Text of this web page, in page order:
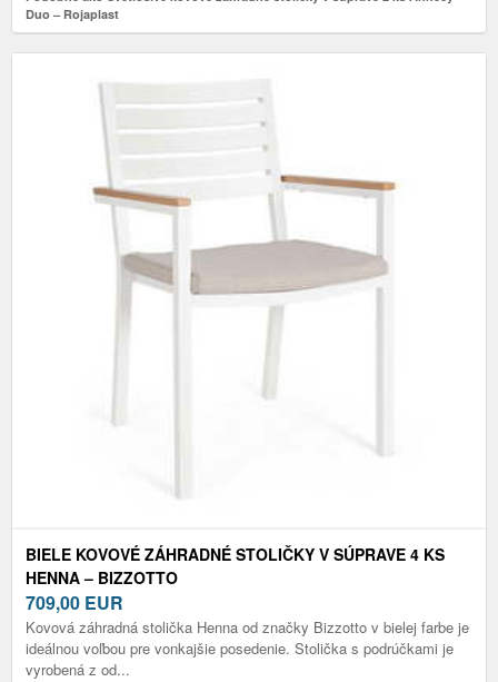
Duo – Rojaplast
BIELE KOVOVÉ ZÁHRADNÉ STOLIČKY V SÚPRAVE 4 KS
HENNA – BIZZOTTO
709,00 EUR
Kovová záhradná stolička Henna od značky Bizzotto v bielej farbe je
ideálnou voľbou pre vonkajšie posedenie. Stolička s podrúčkami je
vyrobená z od...